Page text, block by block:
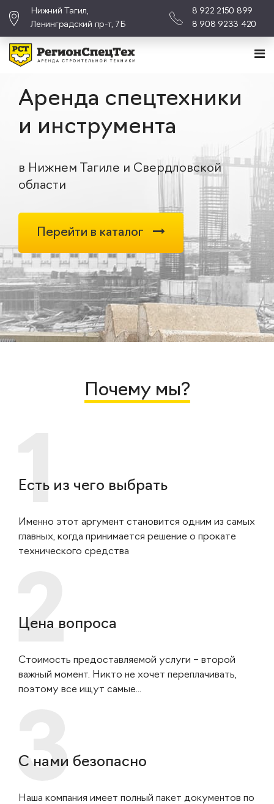
Нижний Тагил,
Ленинградский пр-т, 7Б
8 922 2150 899
8 908 9233 420
Аренда спецтехники
и инструмента
в Нижнем Тагиле и Свердловской
области
Перейти в каталог
Почему мы?
Есть из чего выбрать
Именно этот аргумент становится одним из самых
главных, когда принимается решение о прокате
технического средства
Цена вопроса
Стоимость предоставляемой услуги – второй
важный момент. Никто не хочет переплачивать,
поэтому все ищут самые...
С нами безопасно
Наша компания имеет полный пакет документов по